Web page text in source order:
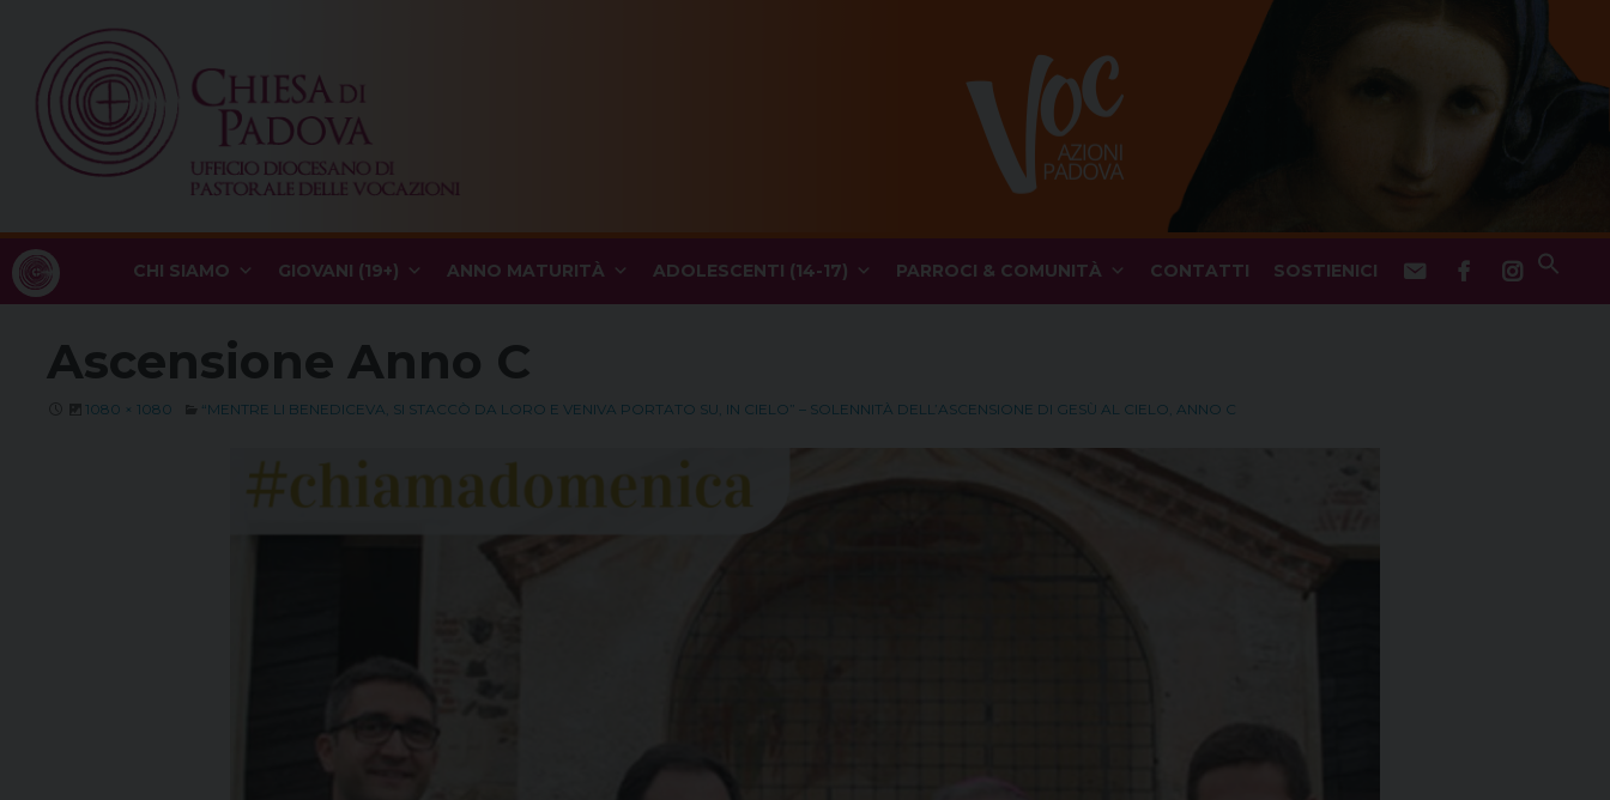
content
CHI SIAMO GIOVANI (19+) ANNO MATURITÀ ADOLESCENTI (14-17) PARROCI & COMUNITÀ CONTATTI SOSTIENICI
Ascensione Anno C
1080 × 1080 “MENTRE LI BENEDICEVA, SI STACCÒ DA LORO E VENIVA PORTATO SU, IN CIELO” – SOLENNITÀ DELL’ASCENSIONE DI GESÙ AL CIELO, ANNO C